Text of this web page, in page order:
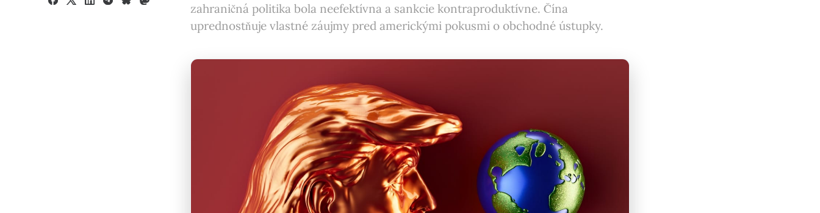
zahraničná politika bola neefektívna a sankcie kontraproduktívne. Čína
uprednostňuje vlastné záujmy pred americkými pokusmi o obchodné ústupky.
Facebook
X LinkedInTelegram
BlueskyMastodon